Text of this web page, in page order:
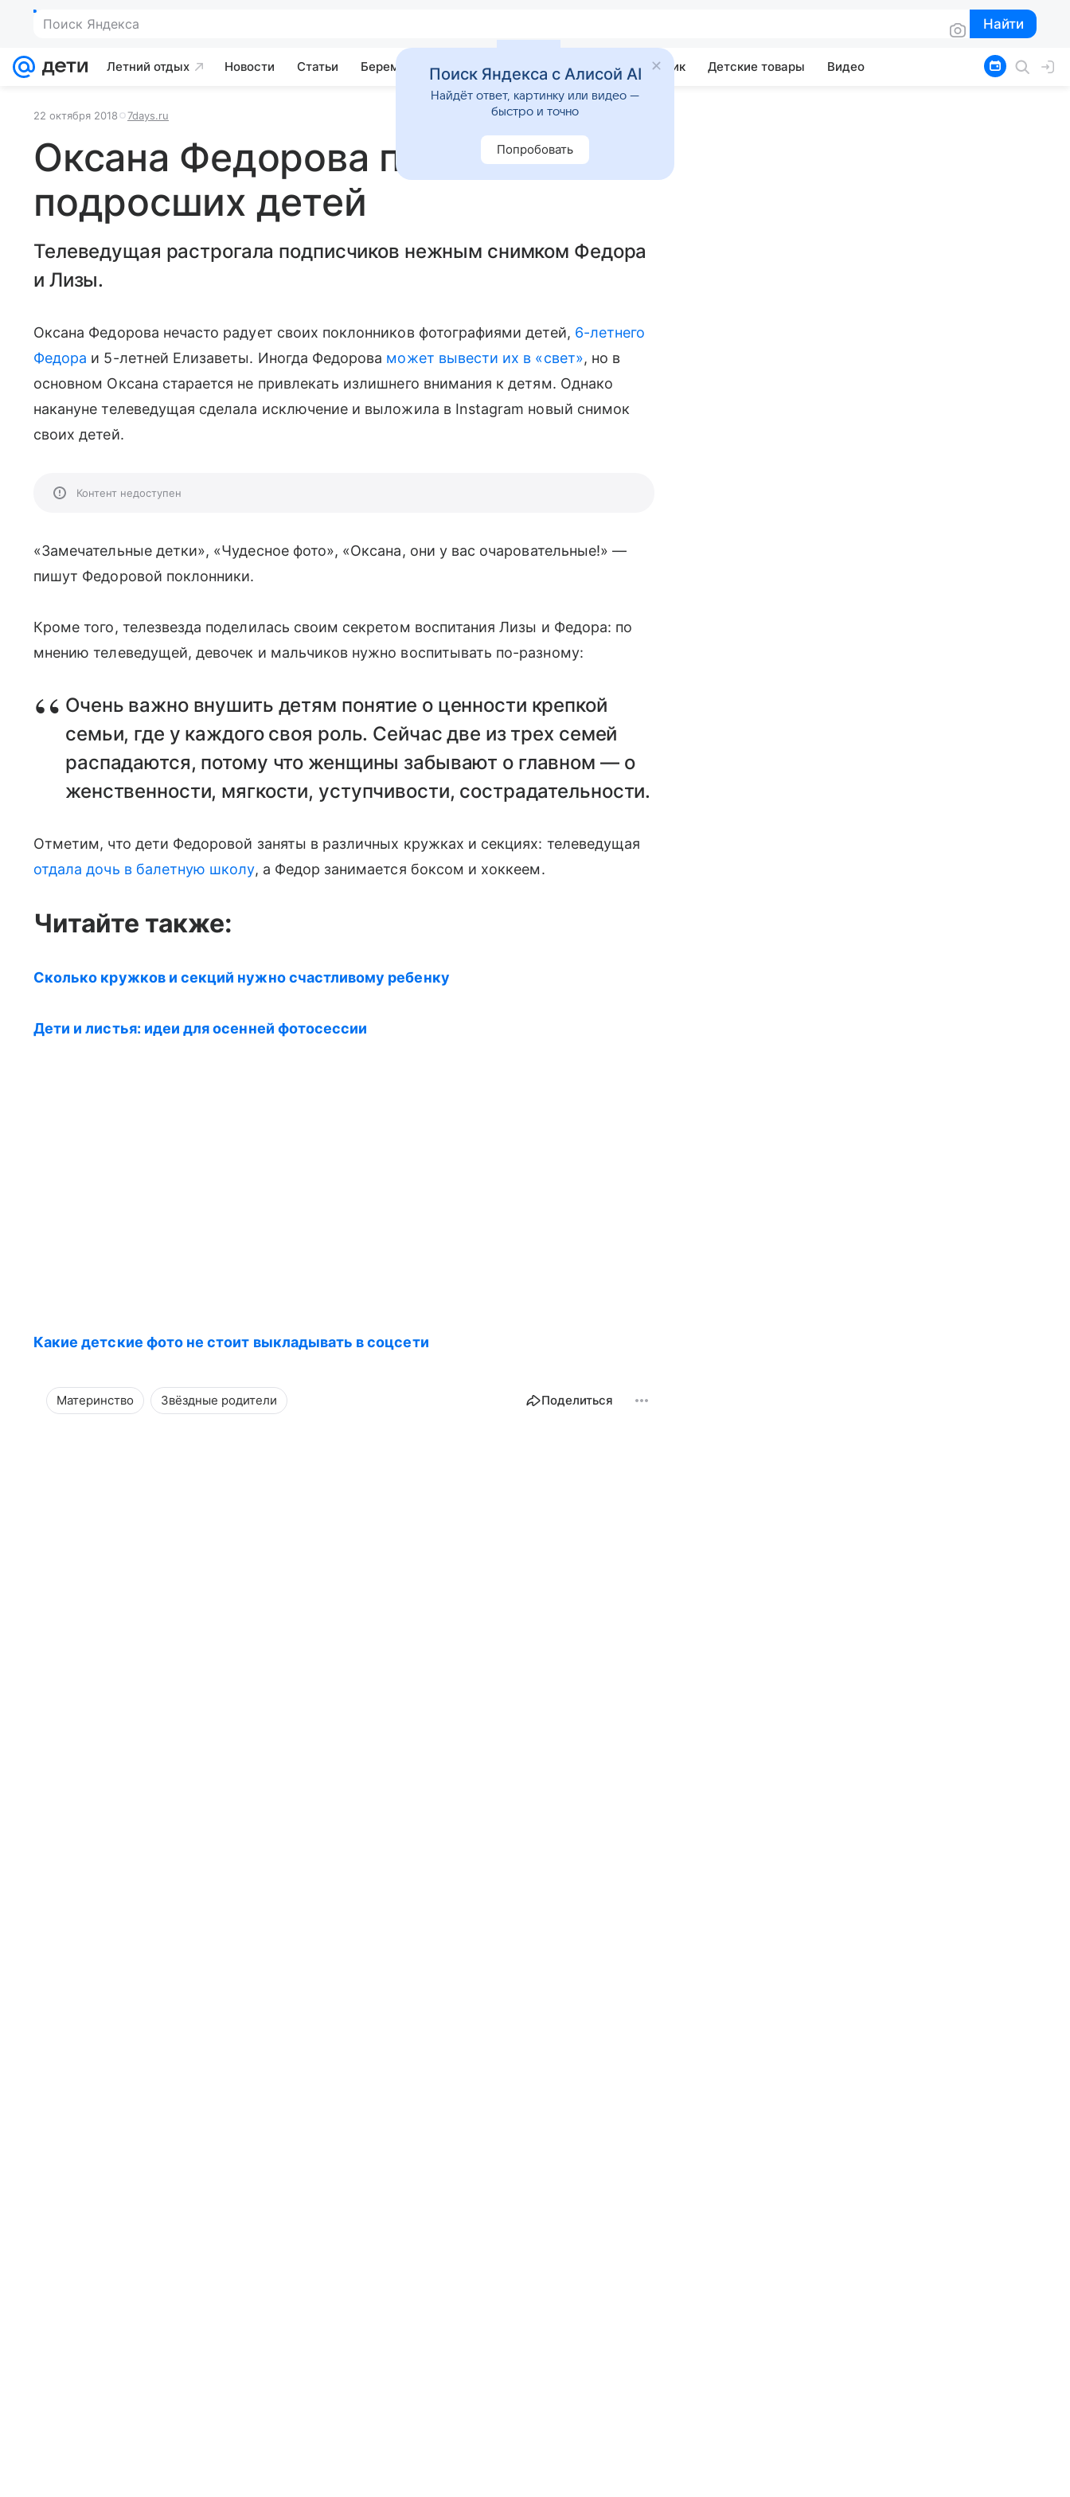
Поиск Яндекса Найти
Найти
Летний отдых Новости Статьи Беременность Развитие Почемучка Учебник Детские товары Видео
22 октября 2018 7days.ru
Оксана Федорова показала
подросших детей
Телеведущая растрогала подписчиков нежным снимком Федора
и Лизы.
Оксана Федорова нечасто радует своих поклонников фотографиями детей, 6-летнего
Федора и 5-летней Елизаветы. Иногда Федорова может вывести их в «свет», но в
основном Оксана старается не привлекать излишнего внимания к детям. Однако
накануне телеведущая сделала исключение и выложила в Instagram новый снимок
своих детей.
Контент недоступен
«Замечательные детки», «Чудесное фото», «Оксана, они у вас очаровательные!» —
пишут Федоровой поклонники.
Кроме того, телезвезда поделилась своим секретом воспитания Лизы и Федора: по
мнению телеведущей, девочек и мальчиков нужно воспитывать по-разному:
Очень важно внушить детям понятие о ценности крепкой
семьи, где у каждого своя роль. Сейчас две из трех семей
распадаются, потому что женщины забывают о главном — о
женственности, мягкости, уступчивости, сострадательности.
Отметим, что дети Федоровой заняты в различных кружках и секциях: телеведущая
отдала дочь в балетную школу, а Федор занимается боксом и хоккеем.
Читайте также:
Сколько кружков и секций нужно счастливому ребенку
Дети и листья: идеи для осенней фотосессии
Какие детские фото не стоит выкладывать в соцсети
Материнство Звёздные родители Поделиться
Поиск Яндекса с Алисой AI
Найдёт ответ, картинку или видео —
быстро и точно
Попробовать